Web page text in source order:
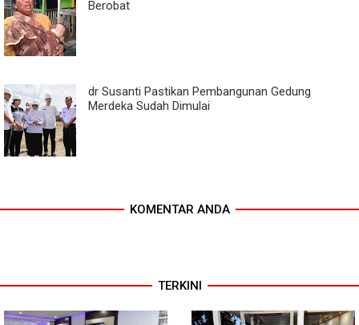
Berobat
dr Susanti Pastikan Pembangunan Gedung
Merdeka Sudah Dimulai
KOMENTAR ANDA
TERKINI